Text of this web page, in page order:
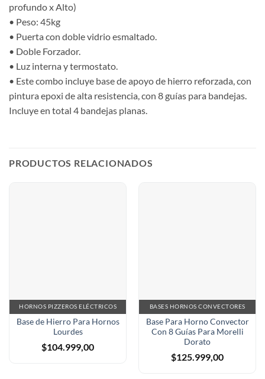
profundo x Alto)
• Peso: 45kg
• Puerta con doble vidrio esmaltado.
• Doble Forzador.
• Luz interna y termostato.
• Este combo incluye base de apoyo de hierro reforzada, con
pintura epoxi de alta resistencia, con 8 guías para bandejas.
Incluye en total 4 bandejas planas.
PRODUCTOS RELACIONADOS
HORNOS PIZZEROS ELÉCTRICOS
Base de Hierro Para Hornos
Lourdes
$104.999,00
BASES HORNOS CONVECTORES
Base Para Horno Convector
Con 8 Guías Para Morelli
Dorato
$125.999,00